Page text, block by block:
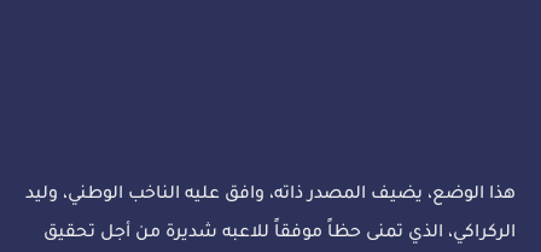
هذا الوضع، يضيف المصدر ذاته، وافق عليه الناخب الوطني، وليد
الركراكي، الذي تمنى حظاً موفقاً للاعبه شديرة من أجل تحقيق